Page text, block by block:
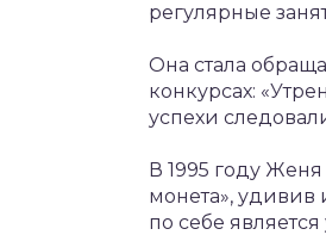
регулярные
Она стала
конкурсах:
успехи
В 1995 году
монета», удивив
по себе